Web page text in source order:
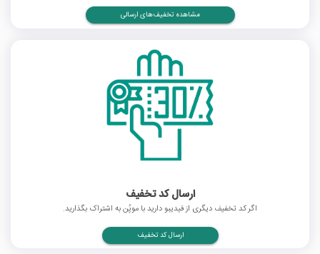
مشاهده تخفیف‌های ارسالی
ارسال کد تخفیف
اگر کد تخفیف دیگری از فیدیبو دارید با موپُن به اشتراک بگذارید.
ارسال کد تخفیف